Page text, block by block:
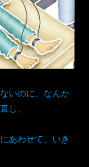
いのに、なんか
し、
あわせて、いき